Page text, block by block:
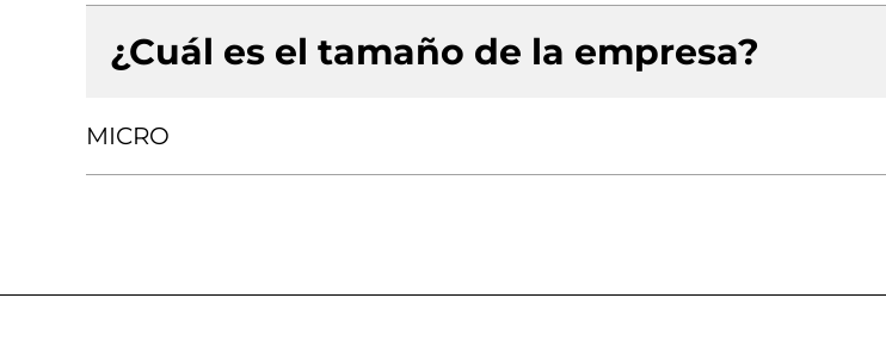
¿Cuál es el tamaño de la empresa?
MICRO